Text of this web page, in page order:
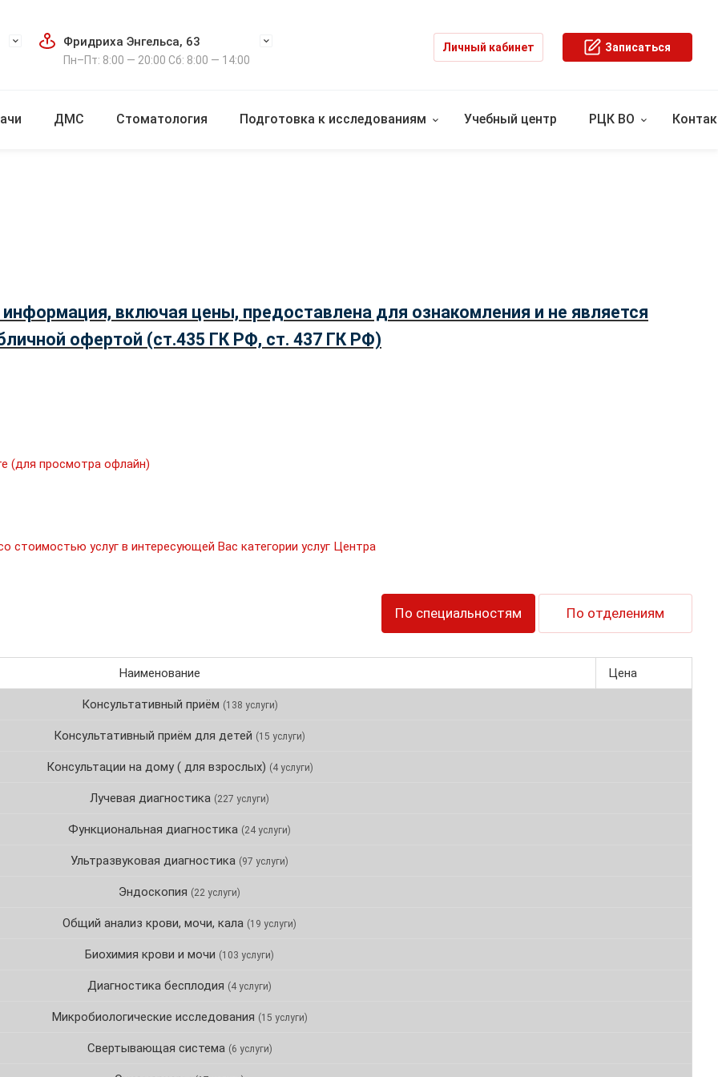
Фридриха Энгельса, 63
Пн–Пт: 8:00 — 20:00 Сб: 8:00 — 14:00
Личный кабинет Записаться
ДМС Стоматология Подготовка к исследованиям Учебный центр РЦК ВО
включая цены, предоставлена для ознакомления и не является
офертой (ст.435 ГК РФ, cт. 437 ГК РФ)
(для просмотра офлайн)
услуг в интересующей Вас категории услуг Центра
По специальностям По отделениям
Наименование Цена
Консультативный приём (138 услуги)
Консультативный приём для детей (15 услуги)
Консультации на дому ( для взрослых) (4 услуги)
Лучевая диагностика (227 услуги)
Функциональная диагностика (24 услуги)
Ультразвуковая диагностика (97 услуги)
Эндоскопия (22 услуги)
Общий анализ крови, мочи, кала (19 услуги)
Биохимия крови и мочи (103 услуги)
Диагностика бесплодия (4 услуги)
Микробиологические исследования (15 услуги)
Свертывающая система (6 услуги)